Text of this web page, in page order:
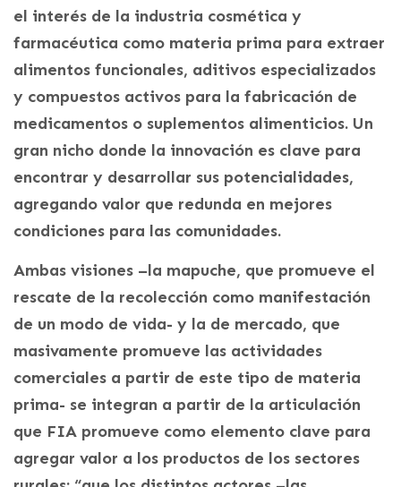
el interés de la industria cosmética y
farmacéutica como materia prima para extraer
alimentos funcionales, aditivos especializados
y compuestos activos para la fabricación de
medicamentos o suplementos alimenticios. Un
gran nicho donde la innovación es clave para
encontrar y desarrollar sus potencialidades,
agregando valor que redunda en mejores
condiciones para las comunidades.
Ambas visiones –la mapuche, que promueve el
rescate de la recolección como manifestación
de un modo de vida- y la de mercado, que
masivamente promueve las actividades
comerciales a partir de este tipo de materia
prima- se integran a partir de la articulación
que FIA promueve como elemento clave para
agregar valor a los productos de los sectores